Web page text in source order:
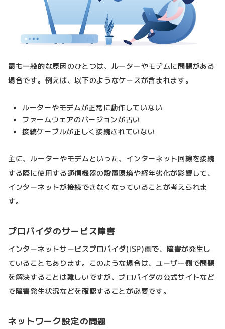
最も一般的な原因のひとつは、ルーターやモデムに問題がある
場合です。例えば、以下のようなケースが含まれます。
ルーターやモデムが正常に動作していない
ファームウェアのバージョンが古い
接続ケーブルが正しく接続されていない
主に、ルーターやモデムといった、インターネット回線を接続
する際に使用する通信機器の設置環境や経年劣化が影響して、
インターネットが接続できなくなっていることが考えられま
す。
プロバイダのサービス障害
インターネットサービスプロバイダ(ISP)側で、障害が発生し
ていることもあります。このような場合は、ユーザー側で問題
を解決することは難しいですが、プロバイダの公式サイトなど
で障害発生状況などを確認することが必要です。
ネットワーク設定の問題